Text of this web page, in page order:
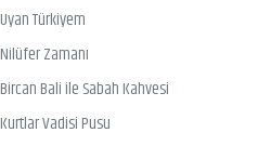
Uyan Türkiyem
Nilüfer Zamanı
Bircan Bali ile Sabah Kahvesi
Kurtlar Vadisi Pusu